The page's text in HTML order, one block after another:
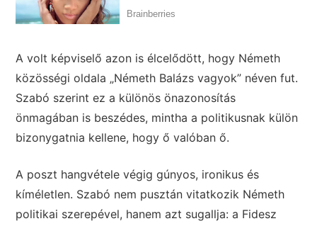
A volt képviselő azon is élcelődött, hogy Németh
közösségi oldala „Németh Balázs vagyok” néven fut.
Szabó szerint ez a különös önazonosítás
önmagában is beszédes, mintha a politikusnak külön
bizonygatnia kellene, hogy ő valóban ő.
A poszt hangvétele végig gúnyos, ironikus és
kíméletlen. Szabó nem pusztán vitatkozik Németh
politikai szerepével, hanem azt sugallja: a Fidesz